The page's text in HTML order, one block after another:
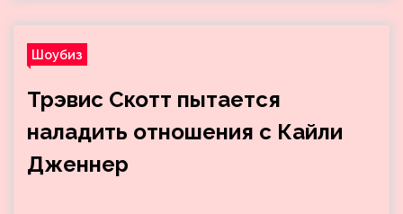
Шоубиз
Трэвис Скотт пытается
наладить отношения с Кайли
Дженнер